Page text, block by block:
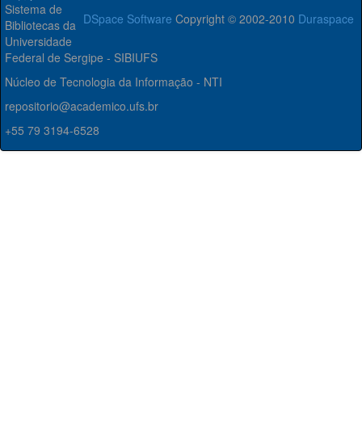
DSpace Software Copyright © 2002-2010 Duraspace
Sistema de
Bibliotecas da
Universidade
Federal de Sergipe - SIBIUFS
Núcleo de Tecnologia da Informação - NTI
repositorio@academico.ufs.br
+55 79 3194-6528